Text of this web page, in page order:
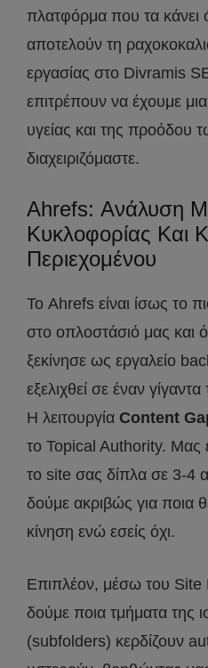
πλατφόρμα που τα κάνει
αποτελούν τη
εργασίας στο Divramis
επιτρέπουν να έχουμε
υγείας και της προόδου
διαχειριζόμαστε.
Ahrefs: Ανάλυση
Κυκλοφορίας Και
Περιεχομένου
Το Ahrefs είναι ίσως το
στο οπλοστάσιό μας και
ξεκίνησε ως εργαλείο
εξελιχθεί σε έναν
Η λειτουργία Content
το Topical Authority. Μας
το site σας δίπλα σε 3-4
δούμε ακριβώς για ποια
κίνηση ενώ εσείς όχι.
Επιπλέον, μέσω του
δούμε ποια τμήματα της
(subfolders) κερδίζουν